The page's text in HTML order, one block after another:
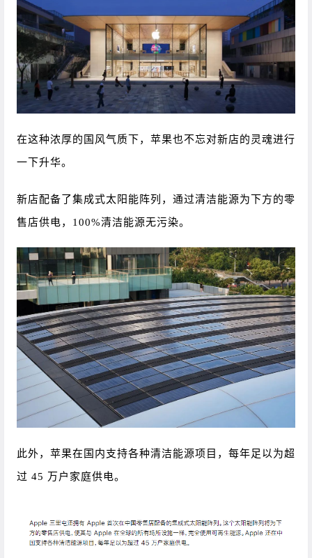
在这种浓厚的国风气质下，苹果也不忘对新店的灵魂进行
一下升华。
新店配备了集成式太阳能阵列，通过清洁能源为下方的零
售店供电，100%清洁能源无污染。
此外，苹果在国内支持各种清洁能源项目，每年足以为超
过 45 万户家庭供电。